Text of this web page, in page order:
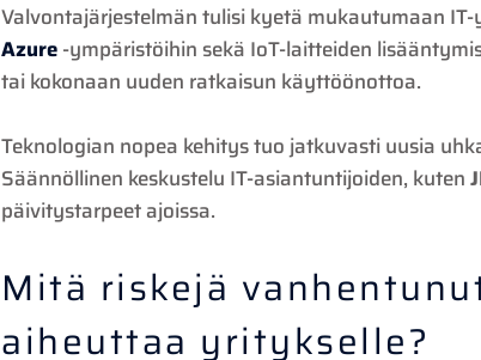
Valvontajärjestelmän tulisi kyetä mukautumaan
Azure-ympäristöihin sekä IoT-laitteiden
tai kokonaan uuden ratkaisun käyttöönottoa.
Teknologian nopea kehitys tuo jatkuvasti uusia
Säännöllinen keskustelu IT-asiantuntijoiden, kuten
päivitystarpeet ajoissa.
Mitä riskejä
aiheuttaa yritykselle?